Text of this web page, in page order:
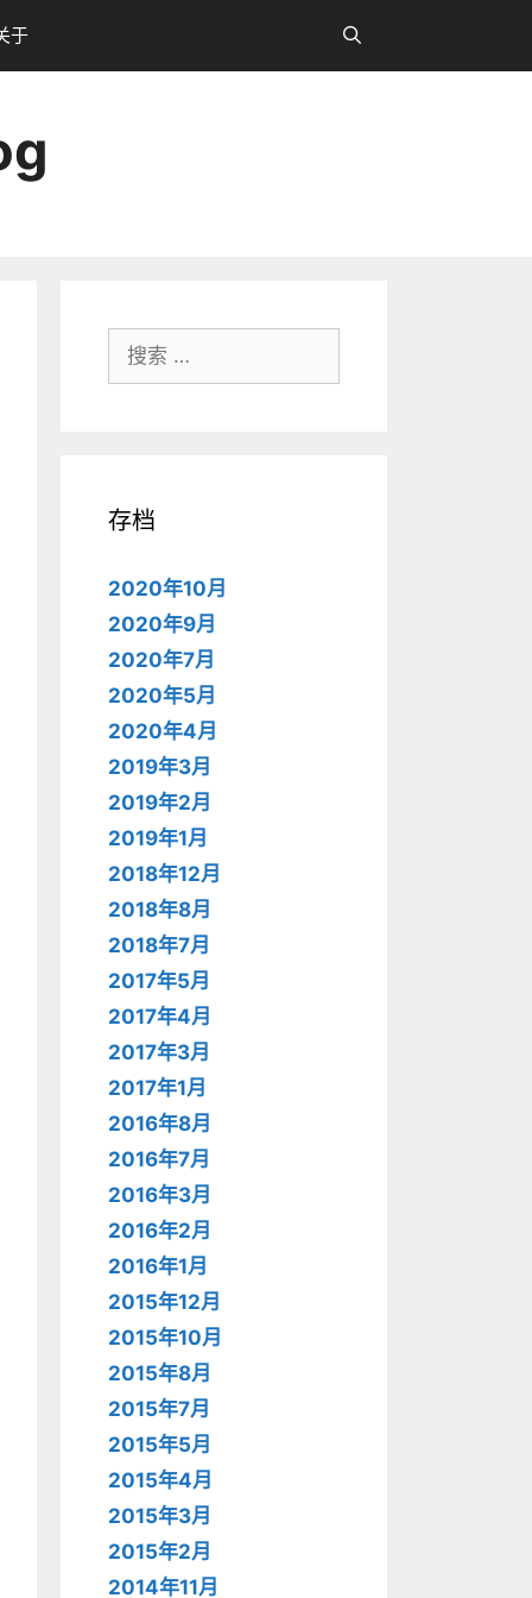
于
索：
存档
2020年10月
2020年9月
2020年7月
2020年5月
2020年4月
2019年3月
2019年2月
2019年1月
2018年12月
2018年8月
2018年7月
2017年5月
2017年4月
2017年3月
2017年1月
2016年8月
2016年7月
2016年3月
2016年2月
2016年1月
2015年12月
2015年10月
2015年8月
2015年7月
2015年5月
2015年4月
2015年3月
2015年2月
2014年11月